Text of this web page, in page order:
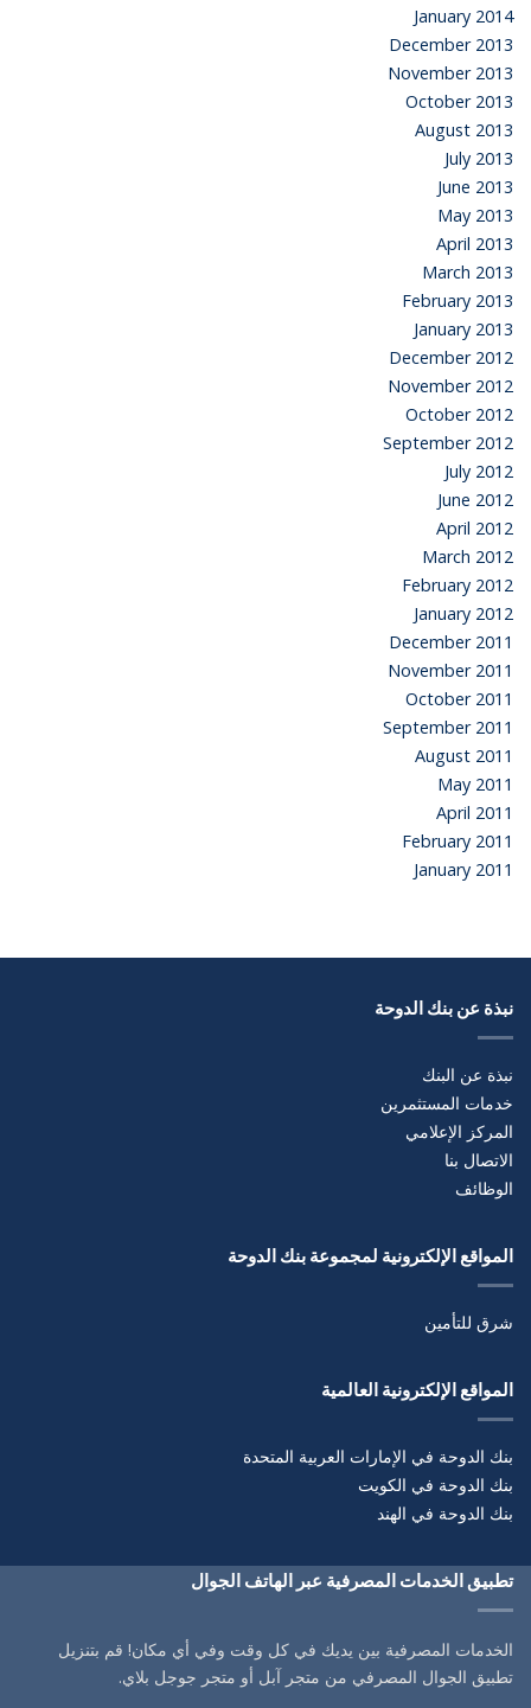
January 2014
December 2013
November 2013
October 2013
August 2013
July 2013
June 2013
May 2013
April 2013
March 2013
February 2013
January 2013
December 2012
November 2012
October 2012
September 2012
July 2012
June 2012
April 2012
March 2012
February 2012
January 2012
December 2011
November 2011
October 2011
September 2011
August 2011
May 2011
April 2011
February 2011
January 2011
نبذة عن بنك الدوحة
نبذة عن البنك
خدمات المستثمرين
المركز الإعلامي
الاتصال بنا
الوظائف
المواقع الإلكترونية لمجموعة بنك الدوحة
شرق للتأمين
المواقع الإلكترونية العالمية
بنك الدوحة في الإمارات العربية المتحدة
بنك الدوحة في الكويت
بنك الدوحة في الهند
تطبيق الخدمات المصرفية عبر الهاتف الجوال
الخدمات المصرفية بين يديك في كل وقت وفي أي مكان! قم بتنزيل
تطبيق الجوال المصرفي من متجر آبل أو متجر جوجل بلاي.